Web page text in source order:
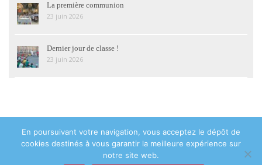
La première communion
23 juin 2026
Dernier jour de classe !
23 juin 2026
© 2018 Institution Sainte Geneviève Asnières-sur-Seine - 48 avenue de
la Marne 92600 Asnières-sur-Seine - Tél : 01 47 93 05 28 -Contact
Politique de confidentialité
En poursuivant votre navigation, vous acceptez le dépôt de
cookies destinés à vous garantir la meilleure expérience sur
notre site web.